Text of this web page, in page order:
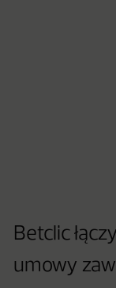
Betclic
umowy